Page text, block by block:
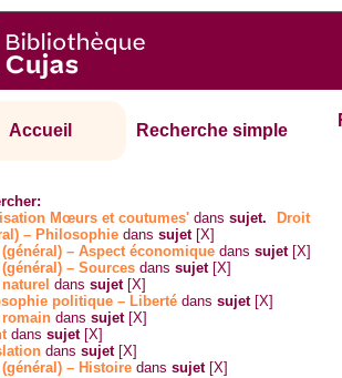
Accueil Recherche simple
Mœurs et coutumes' danssujet.
Droit
– Philosophie danssujet [X]
(général) – Aspect économique danssujet [X]
– Sources danssujet [X]
danssujet [X]
politique – Liberté danssujet [X]
romain danssujet [X]
danssujet [X]
danssujet [X]
– Histoire danssujet [X]